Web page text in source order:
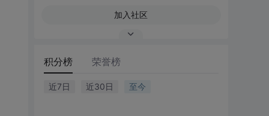
加入社区
积分榜 荣誉榜
近7日 近30日 至今